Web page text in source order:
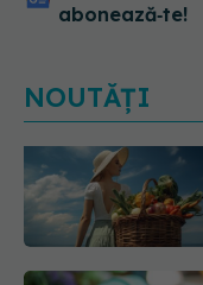
abonează‑te!
NOUTĂȚI